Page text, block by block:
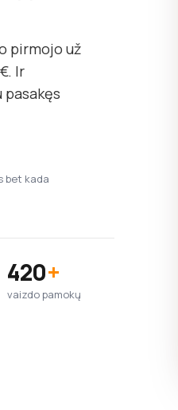
pirmojo už
Ir
pasakęs
bet kada
420+
vaizdo pamokų